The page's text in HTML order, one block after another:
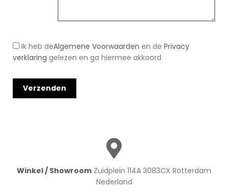
Ik heb deAlgemene Voorwaarden en de Privacy
verklaring gelezen en ga hiermee akkoord
Winkel / Showroom Zuidplein 114A 3083CX Rotterdam
Nederland